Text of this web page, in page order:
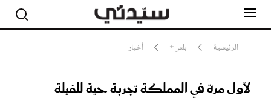
الرئيسية بلس+ أخبار
لأول مرة في المملكة تجربة حية للفيلة
مشاهير